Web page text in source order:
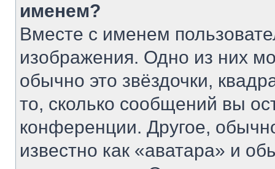
именем?
Вместе с именем
изображения. Одно из них
обычно это звёздочки,
то, сколько сообщений вы
конференции. Другое,
известно как «аватара» и